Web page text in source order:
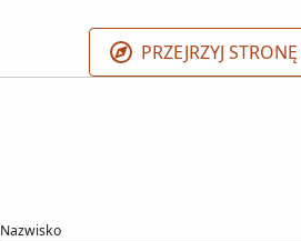
PRZEJRZYJ
Nazwisko